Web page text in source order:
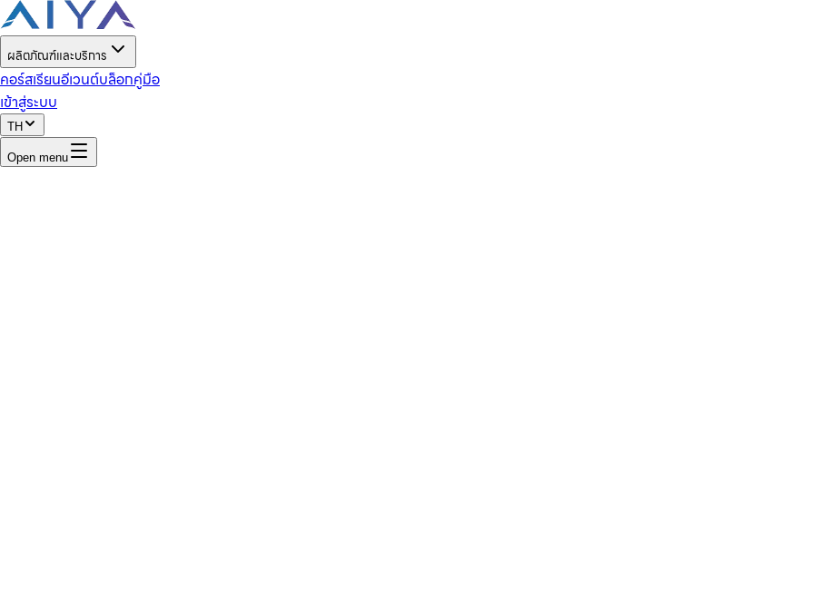
ผลิตภัณฑ์และบริการ
คอร์สเรียนอีเวนต์บล็อกคู่มือ
เข้าสู่ระบบ
TH
Open menu